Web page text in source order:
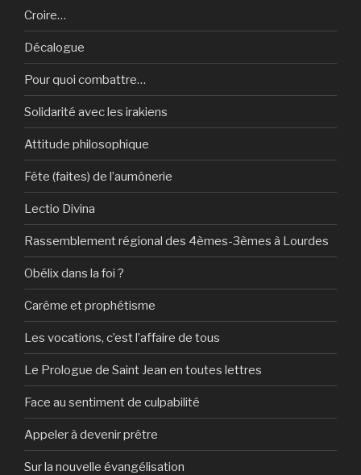
Croire…
Décalogue
Pour quoi combattre…
Solidarité avec les irakiens
Attitude philosophique
Fête (faites) de l’aumônerie
Lectio Divina
Rassemblement régional des 4èmes-3èmes à Lourdes
Obélix dans la foi ?
Carême et prophétisme
Les vocations, c’est l’affaire de tous
Le Prologue de Saint Jean en toutes lettres
Face au sentiment de culpabilité
Appeler à devenir prêtre
Sur la nouvelle évangélisation